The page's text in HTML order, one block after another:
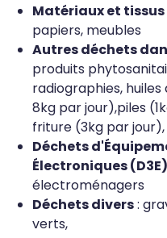
Matériaux et tissus
papiers, meubles
Autres déchets
produits
radiographies,
8kg par jour),piles
friture (3kg par jour),
Déchets
Électroniques (D3E)
électroménagers
Déchets divers:
verts,